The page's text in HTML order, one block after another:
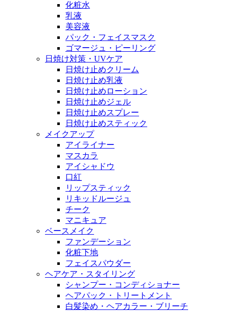
化粧水
乳液
美容液
パック・フェイスマスク
ゴマージュ・ピーリング
日焼け対策・UVケア
日焼け止めクリーム
日焼け止め乳液
日焼け止めローション
日焼け止めジェル
日焼け止めスプレー
日焼け止めスティック
メイクアップ
アイライナー
マスカラ
アイシャドウ
口紅
リップスティック
リキッドルージュ
チーク
マニキュア
ベースメイク
ファンデーション
化粧下地
フェイスパウダー
ヘアケア・スタイリング
シャンプー・コンディショナー
ヘアパック・トリートメント
白髪染め・ヘアカラー・ブリーチ